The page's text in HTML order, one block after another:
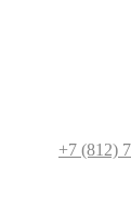
+7 (812)